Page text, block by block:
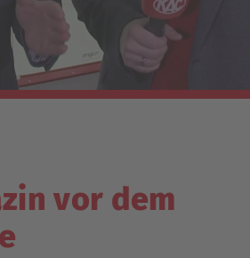
vor dem